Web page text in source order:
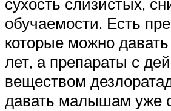
обучаемости. Есть
которые можно
лет, а препараты с
веществом
давать малышам уже с